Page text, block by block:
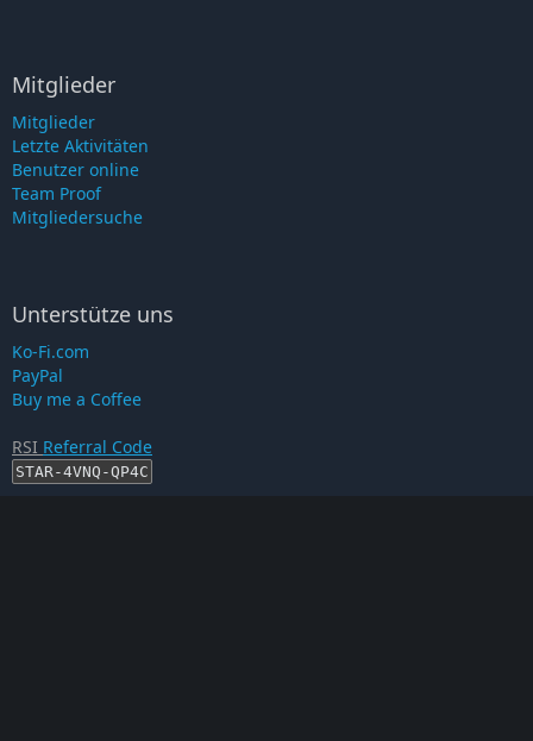
Mitglieder
Mitglieder
Letzte Aktivitäten
Benutzer online
Team Proof
Mitgliedersuche
Unterstütze uns
Ko-Fi.com
PayPal
Buy me a Coffee
RSI Referral Code
STAR-4VNQ-QP4C